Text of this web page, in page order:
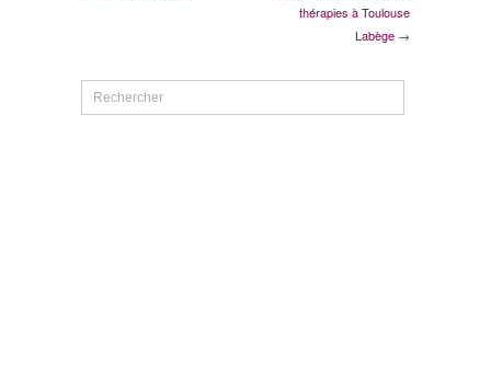
thérapies à Toulouse
Labège →